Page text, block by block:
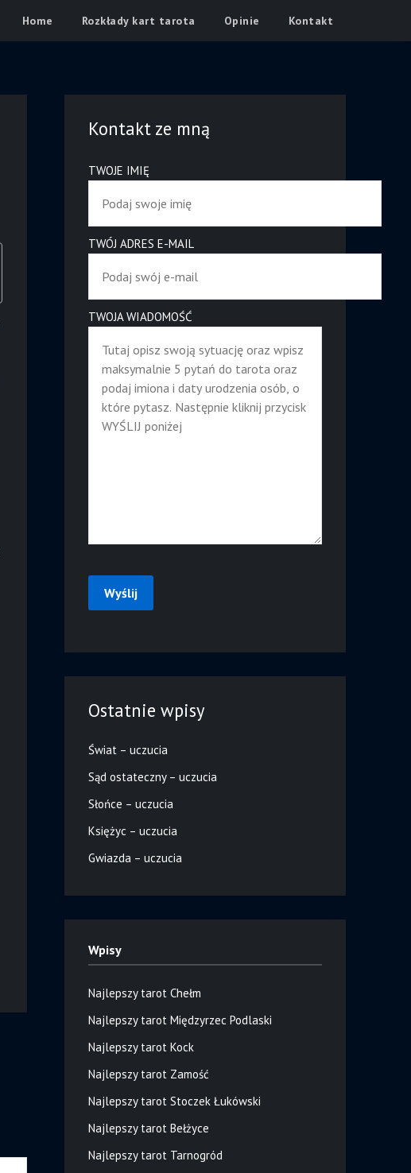
Home Rozkłady kart tarota Opinie Kontakt
Kontakt ze mną
TWOJE IMIĘ
TWÓJ ADRES E-MAIL
TWOJA WIADOMOŚĆ
Ostatnie wpisy
Świat – uczucia
Sąd ostateczny – uczucia
Słońce – uczucia
Księżyc – uczucia
Gwiazda – uczucia
Wpisy
Najlepszy tarot Chełm
Najlepszy tarot Międzyrzec Podlaski
Najlepszy tarot Kock
Najlepszy tarot Zamość
Najlepszy tarot Stoczek Łukówski
Najlepszy tarot Bełżyce
Najlepszy tarot Tarnogród